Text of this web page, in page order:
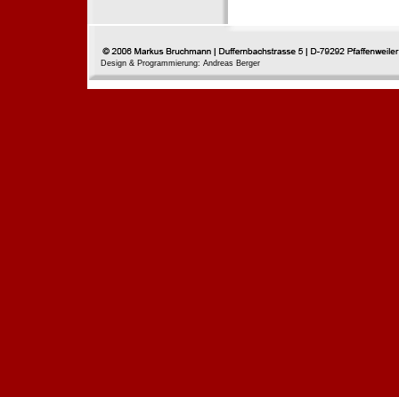
Design & Programmierung: Andreas Berger